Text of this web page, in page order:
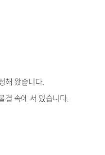
해 왔습니다.
결 속에 서 있습니다.